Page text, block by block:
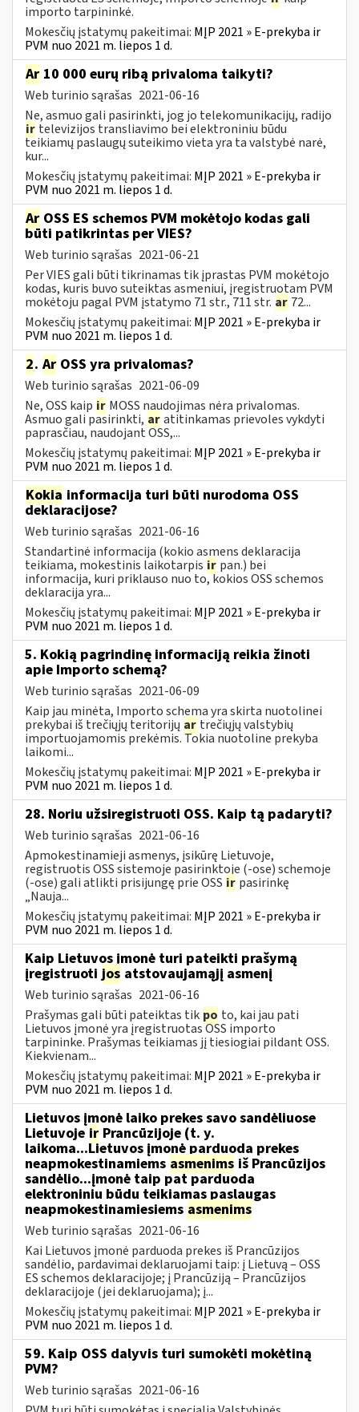
importo tarpininkė.
Mokesčių įstatymų pakeitimai: MĮP 2021 » E-prekyba ir
PVM nuo 2021 m. liepos 1 d.
Ar 10 000 eurų ribą privaloma taikyti?
Web turinio sąrašas 2021-06-16
Ne, asmuo gali pasirinkti, jog jo telekomunikacijų, radijo
ir televizijos transliavimo bei elektroniniu būdu
teikiamų paslaugų suteikimo vieta yra ta valstybė narė,
kur...
Mokesčių įstatymų pakeitimai: MĮP 2021 » E-prekyba ir
PVM nuo 2021 m. liepos 1 d.
Ar OSS ES schemos PVM mokėtojo kodas gali
būti patikrintas per VIES?
Web turinio sąrašas 2021-06-21
Per VIES gali būti tikrinamas tik įprastas PVM mokėtojo
kodas, kuris buvo suteiktas asmeniui, įregistruotam PVM
mokėtoju pagal PVM įstatymo 71 str., 711 str. ar 72...
Mokesčių įstatymų pakeitimai: MĮP 2021 » E-prekyba ir
PVM nuo 2021 m. liepos 1 d.
2. Ar OSS yra privalomas?
Web turinio sąrašas 2021-06-09
Ne, OSS kaip ir MOSS naudojimas nėra privalomas.
Asmuo gali pasirinkti, aratitinkamas prievoles vykdyti
paprasčiau, naudojant OSS,...
Mokesčių įstatymų pakeitimai: MĮP 2021 » E-prekyba ir
PVM nuo 2021 m. liepos 1 d.
Kokia informacija turi būti nurodoma OSS
deklaracijose?
Web turinio sąrašas 2021-06-16
Standartinė informacija (kokio asmens deklaracija
teikiama, mokestinis laikotarpis ir pan.) bei
informacija, kuri priklauso nuo to, kokios OSS schemos
deklaracija yra...
Mokesčių įstatymų pakeitimai: MĮP 2021 » E-prekyba ir
PVM nuo 2021 m. liepos 1 d.
5. Kokią pagrindinę informaciją reikia žinoti
apie Importo schemą?
Web turinio sąrašas 2021-06-09
Kaip jau minėta, Importo schema yra skirta nuotolinei
prekybai iš trečiųjų teritorijų ar trečiųjų valstybių
importuojamomis prekėmis. Tokia nuotoline prekyba
laikomi...
Mokesčių įstatymų pakeitimai: MĮP 2021 » E-prekyba ir
PVM nuo 2021 m. liepos 1 d.
28. Noriu užsiregistruoti OSS. Kaip tą padaryti?
Web turinio sąrašas 2021-06-16
Apmokestinamieji asmenys, įsikūrę Lietuvoje,
registruotis OSS sistemoje pasirinktoje (-ose) schemoje
(-ose) gali atlikti prisijungę prie OSS ir pasirinkę
„Nauja...
Mokesčių įstatymų pakeitimai: MĮP 2021 » E-prekyba ir
PVM nuo 2021 m. liepos 1 d.
Kaip Lietuvos įmonė turi pateikti prašymą
įregistruoti jos atstovaujamąjį asmenį
Web turinio sąrašas 2021-06-16
Prašymas gali būti pateiktas tik po to, kai jau pati
Lietuvos įmonė yra įregistruotas OSS importo
tarpininke. Prašymas teikiamas jį tiesiogiai pildant OSS.
Kiekvienam...
Mokesčių įstatymų pakeitimai: MĮP 2021 » E-prekyba ir
PVM nuo 2021 m. liepos 1 d.
Lietuvos įmonė laiko prekes savo sandėliuose
Lietuvoje ir Prancūzijoje (t. y.
laikoma...Lietuvos įmonė parduoda prekes
neapmokestinamiems asmenims iš Prancūzijos
sandėlio...įmonė taip pat parduoda
elektroniniu būdu teikiamas paslaugas
neapmokestinamiesiems asmenims
Web turinio sąrašas 2021-06-16
Kai Lietuvos įmonė parduoda prekes iš Prancūzijos
sandėlio, pardavimai deklaruojami taip: į Lietuvą – OSS
ES schemos deklaracijoje; į Prancūziją – Prancūzijos
deklaracijoje (jei deklaruojama); į...
Mokesčių įstatymų pakeitimai: MĮP 2021 » E-prekyba ir
PVM nuo 2021 m. liepos 1 d.
59. Kaip OSS dalyvis turi sumokėti mokėtiną
PVM?
Web turinio sąrašas 2021-06-16